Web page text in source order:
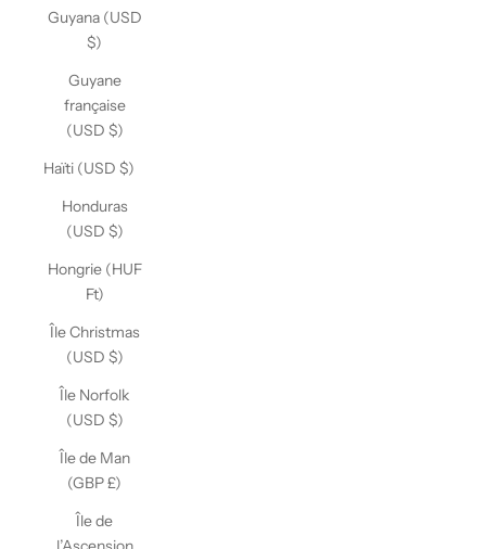
Guyana (USD
$)
Guyane
française
(USD $)
Haïti (USD $)
Honduras
(USD $)
Hongrie (HUF
Ft)
Île Christmas
(USD $)
Île Norfolk
(USD $)
Île de Man
(GBP £)
Île de